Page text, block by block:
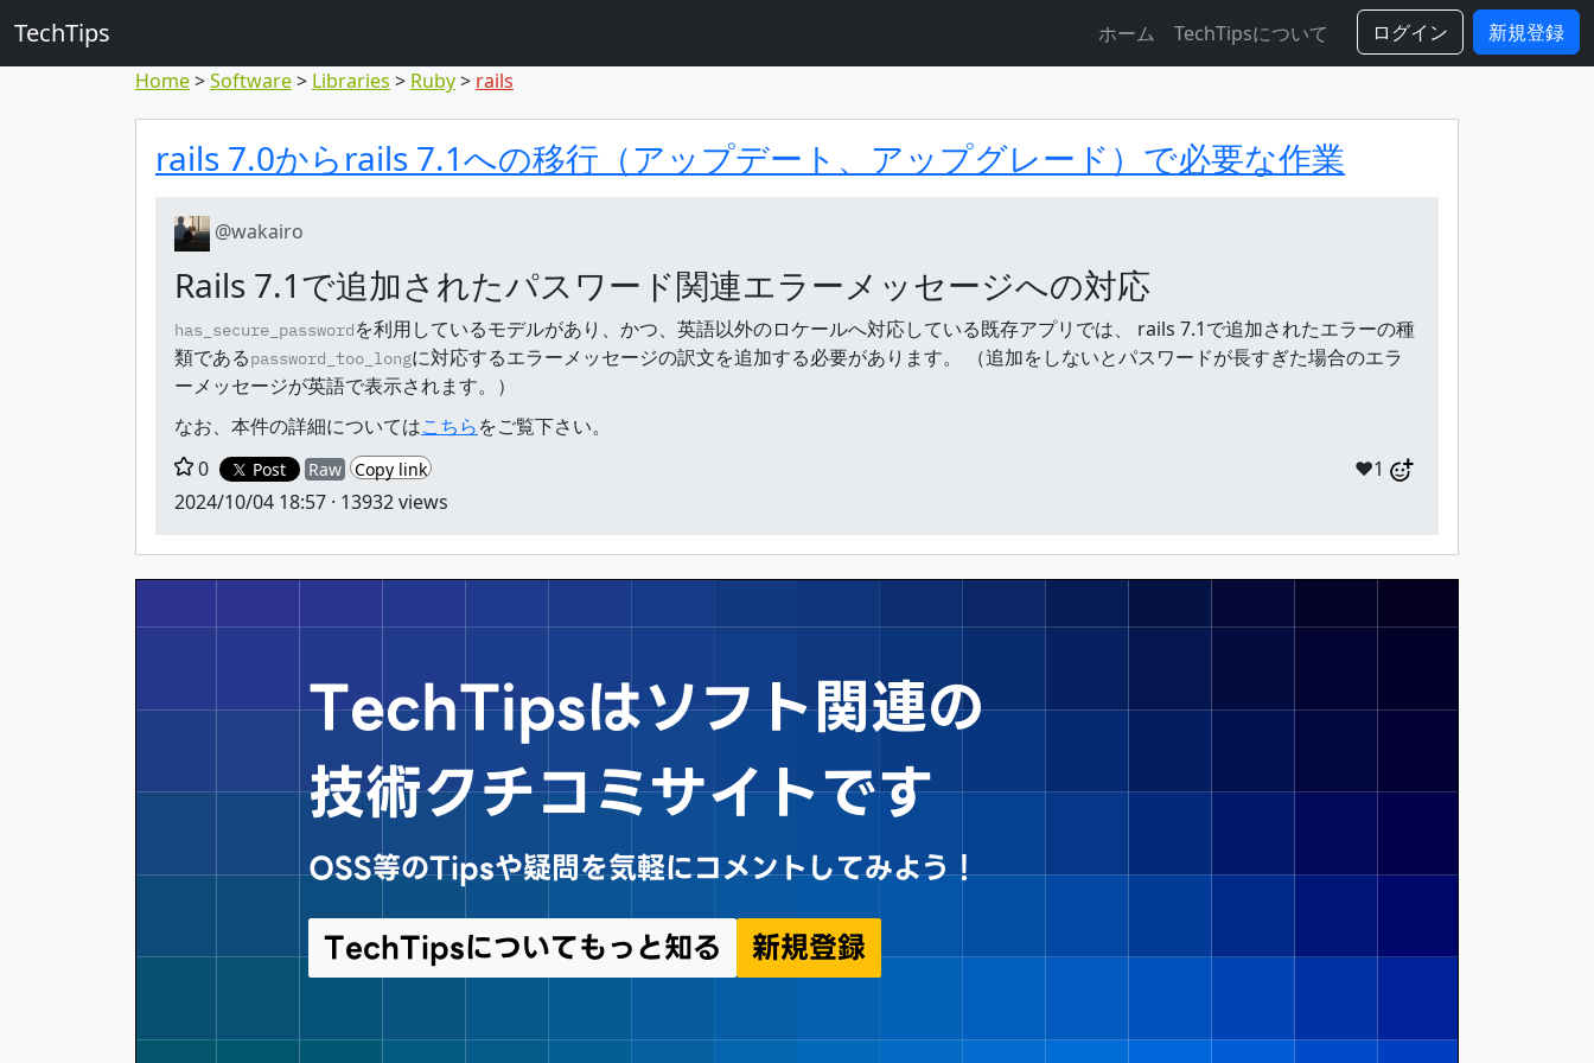
TechTips ホーム TechTipsについて ログイン
新規登録
Home
Software Libraries Ruby rails
対象のコメント
トピックと対象コメント
rails 7.0からrails 7.1への移行（アップデート、アップグレード）で必要な作業
@wakairo
Rails 7.1で追加されたパスワード関連エラーメッセージへの対応
has_secure_passwordを利用しているモデルがあり、かつ、英語以外のロケールへ対応している既存アプリでは、 rails 7.1で追加されたエラーの種
類であるpassword_too_longに対応するエラーメッセージの訳文を追加する必要があります。 （追加をしないとパスワードが長すぎた場合のエラ
ーメッセージが英語で表示されます。）
なお、本件の詳細についてはこちらをご覧下さい。
0
Post Raw Copy link
❤️1
2024/10/04 18:57 · 13932 views
TechTipsはソフト関連の
技術クチコミサイトです
OSS等のTipsや疑問を気軽にコメントしてみよう！
TechTipsについてもっと知る
新規登録